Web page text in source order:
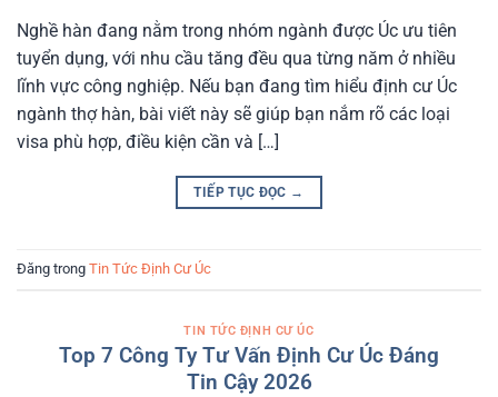
Nghề hàn đang nằm trong nhóm ngành được Úc ưu tiên
tuyển dụng, với nhu cầu tăng đều qua từng năm ở nhiều
lĩnh vực công nghiệp. Nếu bạn đang tìm hiểu định cư Úc
ngành thợ hàn, bài viết này sẽ giúp bạn nắm rõ các loại
visa phù hợp, điều kiện cần và […]
TIẾP TỤC ĐỌC →
Đăng trong Tin Tức Định Cư Úc
TIN TỨC ĐỊNH CƯ ÚC
Top 7 Công Ty Tư Vấn Định Cư Úc Đáng
Tin Cậy 2026